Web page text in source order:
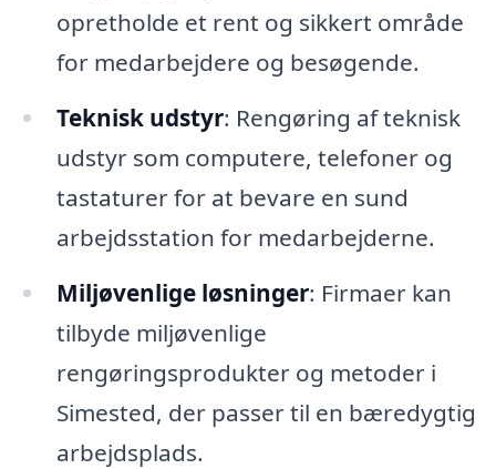
opretholde et rent og sikkert område
for medarbejdere og besøgende.
Teknisk udstyr: Rengøring af teknisk
udstyr som computere, telefoner og
tastaturer for at bevare en sund
arbejdsstation for medarbejderne.
Miljøvenlige løsninger: Firmaer kan
tilbyde miljøvenlige
rengøringsprodukter og metoder i
Simested, der passer til en bæredygtig
arbejdsplads.